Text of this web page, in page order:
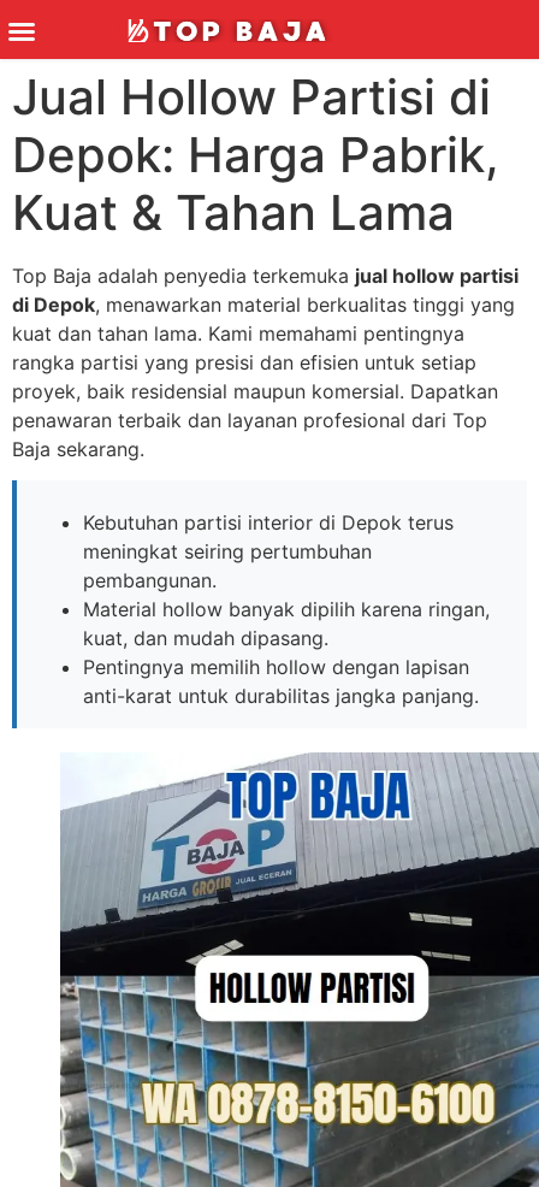
Jual Hollow Partisi di
Depok: Harga Pabrik,
Kuat & Tahan Lama
Top Baja adalah penyedia terkemuka jual hollow partisi
di Depok, menawarkan material berkualitas tinggi yang
kuat dan tahan lama. Kami memahami pentingnya
rangka partisi yang presisi dan efisien untuk setiap
proyek, baik residensial maupun komersial. Dapatkan
penawaran terbaik dan layanan profesional dari Top
Baja sekarang.
Kebutuhan partisi interior di Depok terus
meningkat seiring pertumbuhan
pembangunan.
Material hollow banyak dipilih karena ringan,
kuat, dan mudah dipasang.
Pentingnya memilih hollow dengan lapisan
anti-karat untuk durabilitas jangka panjang.